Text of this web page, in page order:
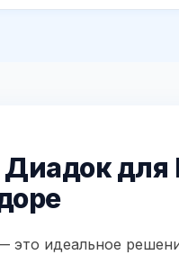
для
это идеальное